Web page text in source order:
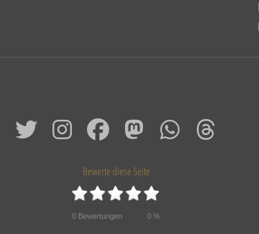
Bewerte diese Seite
0 Bewertungen 0 %